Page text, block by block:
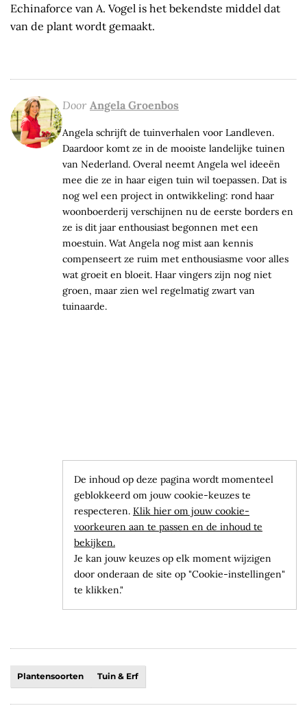
Echinaforce van A. Vogel is het bekendste middel dat
van de plant wordt gemaakt.
Door Angela Groenbos
Angela schrijft de tuinverhalen voor Landleven.
Daardoor komt ze in de mooiste landelijke tuinen
van Nederland. Overal neemt Angela wel ideeën
mee die ze in haar eigen tuin wil toepassen. Dat is
nog wel een project in ontwikkeling: rond haar
woonboerderij verschijnen nu de eerste borders en
ze is dit jaar enthousiast begonnen met een
moestuin. Wat Angela nog mist aan kennis
compenseert ze ruim met enthousiasme voor alles
wat groeit en bloeit. Haar vingers zijn nog niet
groen, maar zien wel regelmatig zwart van
tuinaarde.
De inhoud op deze pagina wordt momenteel
geblokkeerd om jouw cookie-keuzes te
respecteren. Klik hier om jouw cookie-
voorkeuren aan te passen en de inhoud te
bekijken.
Je kan jouw keuzes op elk moment wijzigen
door onderaan de site op "Cookie-instellingen"
te klikken."
Plantensoorten Tuin & Erf